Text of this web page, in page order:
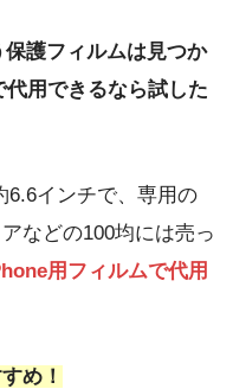
保護フィルムは見つか
代用できるなら試した
6.6インチで、専用の
などの100均には売っ
用フィルムで代用
め！